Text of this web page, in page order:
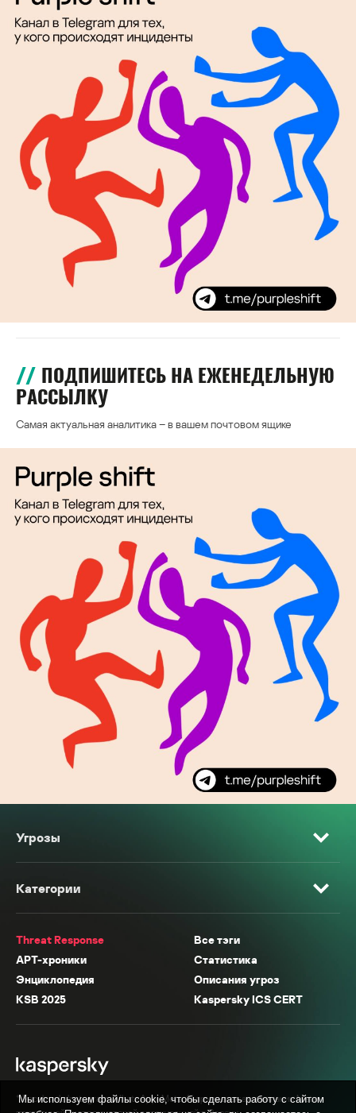
ПОДПИШИТЕСЬ НА ЕЖЕНЕДЕЛЬНУЮ
РАССЫЛКУ
Самая актуальная аналитика – в вашем почтовом ящике
Угрозы
Категории
Threat Response
Все тэги
APT-хроники
Статистика
Энциклопедия
Описания угроз
KSB 2025
Kaspersky ICS CERT
* Facebook, Instagram, WhatsApp, Meta AI принадлежат компании Meta,
Мы используем файлы cookie, чтобы сделать работу с сайтом